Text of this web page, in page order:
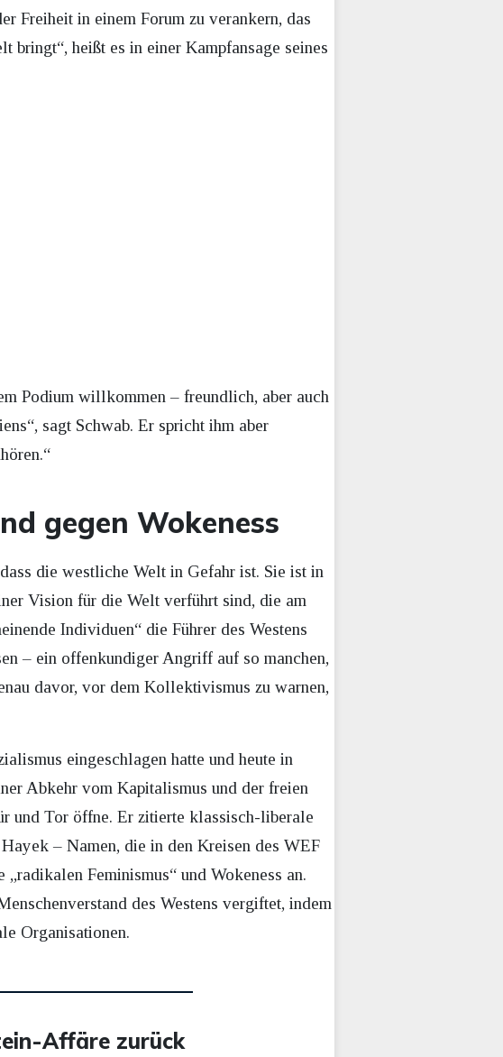
Freiheit in einem Forum zu verankern, das
heißt es in einer Kampfansage seines
Podium willkommen – freundlich, aber auch
sagt Schwab. Er spricht ihm aber
gegen Wokeness
die westliche Welt in Gefahr ist. Sie ist in
Vision für die Welt verführt sind, die am
Individuen“ die Führer des Westens
– ein offenkundiger Angriff auf so manchen,
davor, vor dem Kollektivismus zu warnen,
eingeschlagen hatte und heute in
Abkehr vom Kapitalismus und der freien
und Tor öffne. Er zitierte klassisch-liberale
– Namen, die in den Kreisen des WEF
Feminismus“ und Wokeness an.
des Westens vergiftet, indem
Organisationen.
Affäre zurück